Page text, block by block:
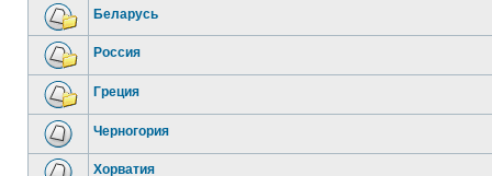
Беларусь
Россия
Греция
Черногория
Хорватия